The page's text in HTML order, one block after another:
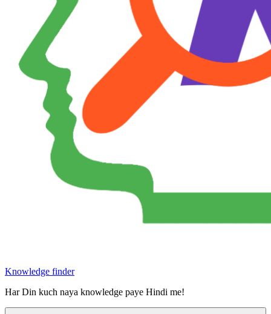
Knowledge finder
Har Din kuch naya knowledge paye Hindi me!